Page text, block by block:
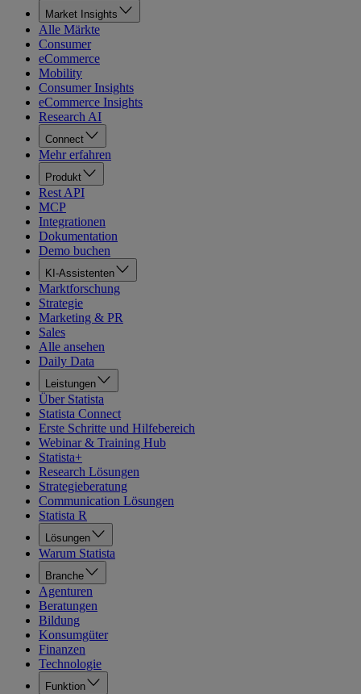
Market Insights
Alle Märkte
Consumer
eCommerce
Mobility
Consumer Insights
eCommerce Insights
Research AI
Connect
Mehr erfahren
Produkt
Rest API
MCP
Integrationen
Dokumentation
Demo buchen
KI-Assistenten
Marktforschung
Strategie
Marketing & PR
Sales
Alle ansehen
Daily Data
Leistungen
Über Statista
Statista Connect
Erste Schritte und Hilfebereich
Webinar & Training Hub
Statista+
Research Lösungen
Strategieberatung
Communication Lösungen
Statista R
Lösungen
Warum Statista
Branche
Agenturen
Beratungen
Bildung
Konsumgüter
Finanzen
Technologie
Funktion